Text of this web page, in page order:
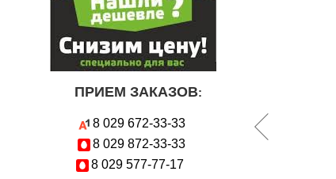
ПРИЕМ ЗАКАЗОВ:
8 029 672-33-33
8 029 872-33-33
8 029 577-77-17